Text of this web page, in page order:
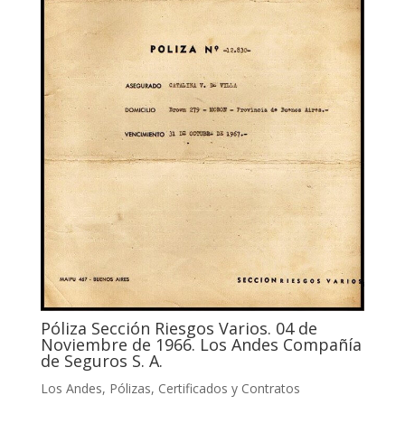
Póliza Sección Riesgos Varios. 04 de
Noviembre de 1966. Los Andes Compañía
de Seguros S. A.
Los Andes, Pólizas, Certificados y Contratos